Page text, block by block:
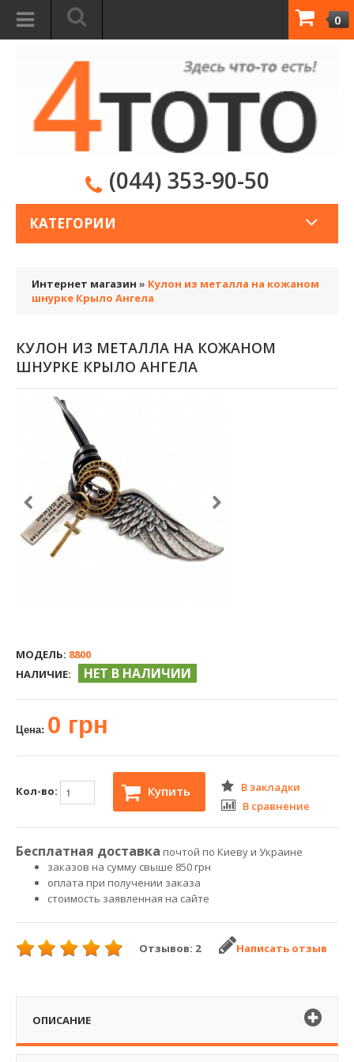
0
(044) 353-90-50
КАТЕГОРИИ
Интернет магазин » Кулон из металла на кожаном
шнурке Крыло Ангела
КУЛОН ИЗ МЕТАЛЛА НА КОЖАНОМ
ШНУРКЕ КРЫЛО АНГЕЛА
МОДЕЛЬ: 8800
НАЛИЧИЕ:
НЕТ В НАЛИЧИИ
Цена: 0 грн
Кол-во: Купить
В закладки
В сравнение
Бесплатная доставка почтой по Киеву и Украине
заказов на сумму свыше 850 грн
оплата при получении заказа
стоимость заявленная на сайте
Отзывов: 2 Написать отзыв
ОПИСАНИЕ